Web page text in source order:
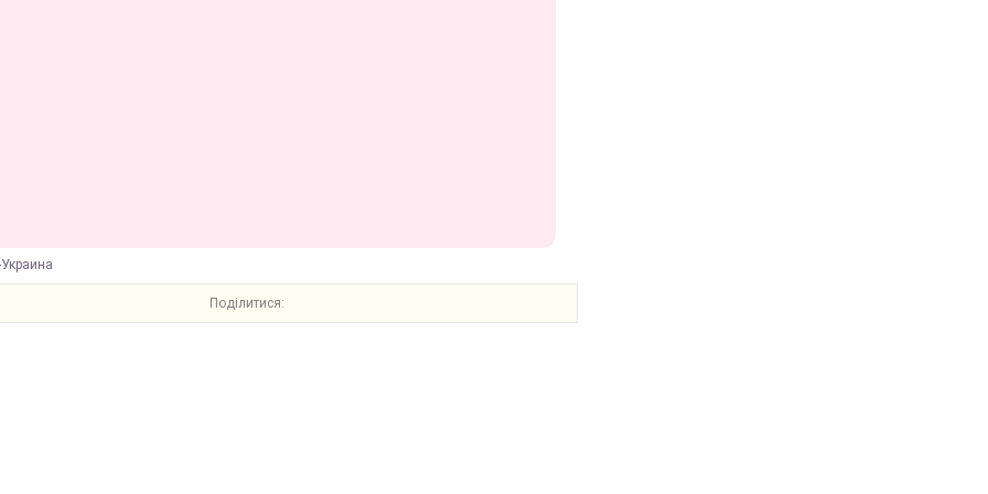
Поділитися: